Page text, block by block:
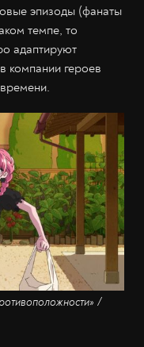
эпизоды (фанаты
темпе, то
адаптируют
компании героев
/